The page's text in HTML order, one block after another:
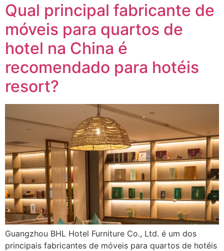
Qual principal fabricante de
móveis para quartos de
hotel na China é
recomendado para hotéis
resort?
Guangzhou BHL Hotel Furniture Co., Ltd. é um dos
principais fabricantes de móveis para quartos de hotéis